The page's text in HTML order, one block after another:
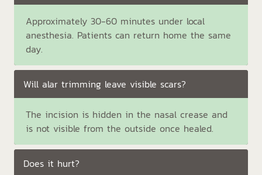
Approximately 30-60 minutes under local
anesthesia. Patients can return home the same
day.
Will alar trimming leave visible scars?
The incision is hidden in the nasal crease and
is not visible from the outside once healed.
Does it hurt?